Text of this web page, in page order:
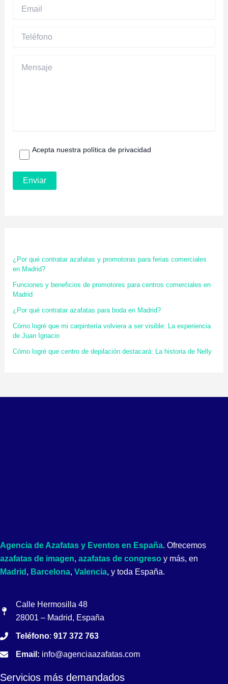
Acepta nuestra política de privacidad
¿Por qué contratar azafatas y promotoras para ferias comerciales
en Madrid?
Funciones y beneficios de promotores para centros comerciales en
Madrid
¿Por qué contratar azafatas para boda en Madrid?
Cómo logré que mi carpintería volviera a ser visible: La experiencia
de Juan Ignacio
Cómo logré que centro de depilación destacará: La historia de Nelly
Agencia de Azafatas y Eventos en España. Ofrecemos
azafatas de imagen, azafatas de congreso y más, en
Madrid , Barcelona, Valencia, y toda España.
Calle Hermosilla 48
28001 – Madrid, España
Teléfono: 917 372 763
Email: info@agenciaazafatas.com
Servicios más demandados